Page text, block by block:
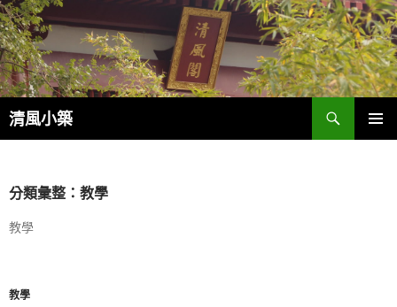
清風小築
搜
尋
容
分類彙整：教學
教學
教學